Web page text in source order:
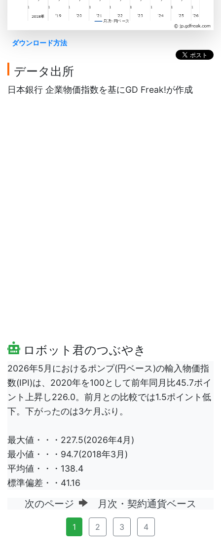
ダウンロード方法
データ出所
日本銀行 企業物価指数を基にGD Freak!が作成
ロボット君のつぶやき
2026年5月におけるポンプ(円ベース)の輸入物価指
数(IPI)は、2020年を100として前年同月比45.7ポイ
ント上昇し226.0。前月との比較では1.5ポイント低
下。下がったのは3ケ月ぶり。
最大値・・・227.5(2026年4月)
最小値・・・94.7(2018年3月)
平均値・・・138.4
標準偏差・・41.16
次のページ 月次・契約通貨ベース
1 2 3 4